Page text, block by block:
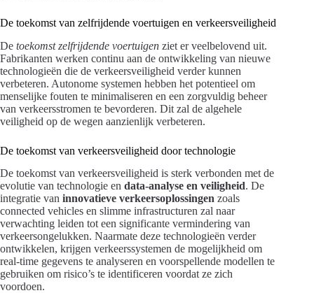
De toekomst van zelfrijdende voertuigen en verkeersveiligheid
De toekomst zelfrijdende voertuigen ziet er veelbelovend uit.
Fabrikanten werken continu aan de ontwikkeling van nieuwe
technologieën die de verkeersveiligheid verder kunnen
verbeteren. Autonome systemen hebben het potentieel om
menselijke fouten te minimaliseren en een zorgvuldig beheer
van verkeersstromen te bevorderen. Dit zal de algehele
veiligheid op de wegen aanzienlijk verbeteren.
De toekomst van verkeersveiligheid door technologie
De toekomst van verkeersveiligheid is sterk verbonden met de
evolutie van technologie en data-analyse en veiligheid. De
integratie van innovatieve verkeersoplossingen zoals
connected vehicles en slimme infrastructuren zal naar
verwachting leiden tot een significante vermindering van
verkeersongelukken. Naarmate deze technologieën verder
ontwikkelen, krijgen verkeerssystemen de mogelijkheid om
real-time gegevens te analyseren en voorspellende modellen te
gebruiken om risico’s te identificeren voordat ze zich
voordoen.